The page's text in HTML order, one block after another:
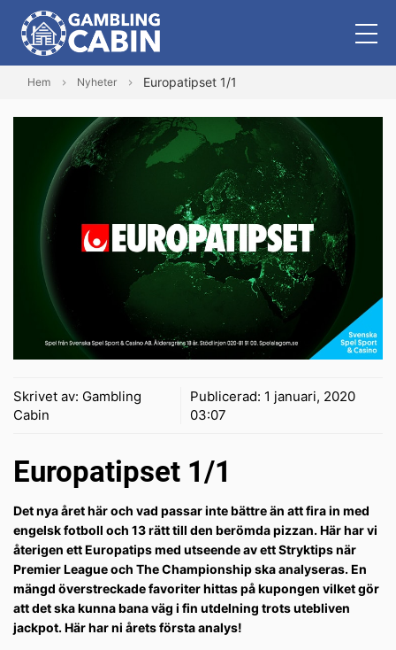
Hem Nyheter Europatipset 1/1
Skrivet av: Gambling
Cabin
Publicerad: 1 januari, 2020
03:07
Europatipset 1/1
Det nya året här och vad passar inte bättre än att fira in med
engelsk fotboll och 13 rätt till den berömda pizzan. Här har vi
återigen ett Europatips med utseende av ett Stryktips när
Premier League och The Championship ska analyseras. En
mängd överstreckade favoriter hittas på kupongen vilket gör
att det ska kunna bana väg i fin utdelning trots utebliven
jackpot. Här har ni årets första analys!